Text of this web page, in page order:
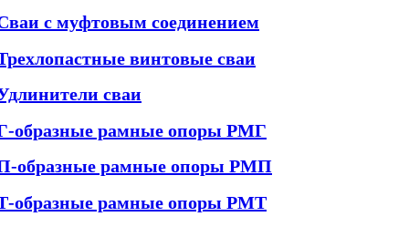
с муфтовым соединением
винтовые сваи
сваи
образные рамные опоры РМГ
образные рамные опоры РМП
образные рамные опоры РМТ